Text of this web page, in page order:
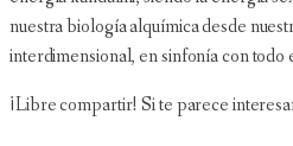
nuestra biología alquímica desde
interdimensional, en sinfonía con
¡Libre compartir! Si te parece